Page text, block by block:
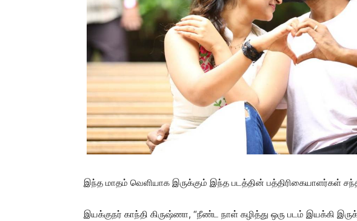
இந்த மாதம் வெளியாக இருக்கும் இந்த படத்தின் பத்திரிகையாளர்கள்
இயக்குநர் காந்தி கிருஷ்ணா, “நீண்ட நாள் கழித்து ஒரு படம் இயக்கி